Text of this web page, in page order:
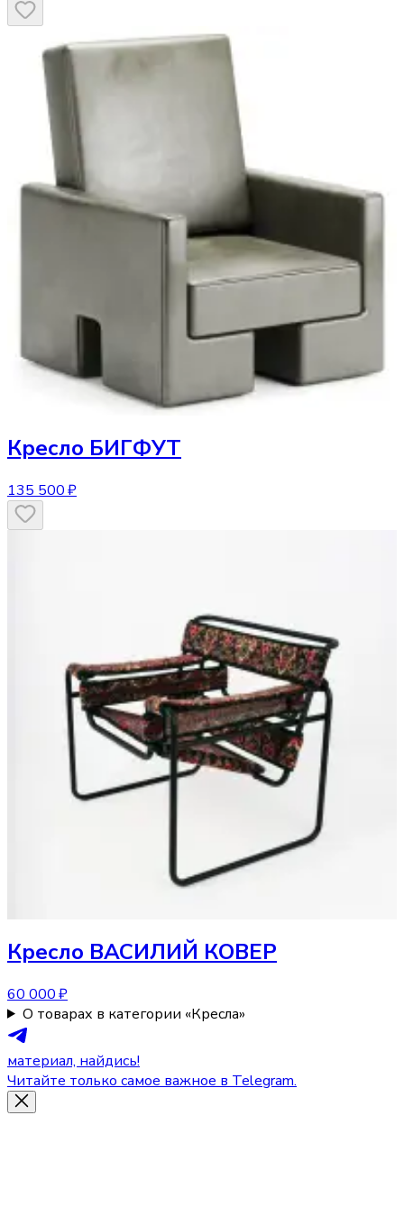
Кресло БИГФУТ
135 500 ₽
Кресло ВАСИЛИЙ КОВЕР
60 000 ₽
О товарах в категории «Кресла»
материал, найдись!
Читайте только самое важное в Telegram.